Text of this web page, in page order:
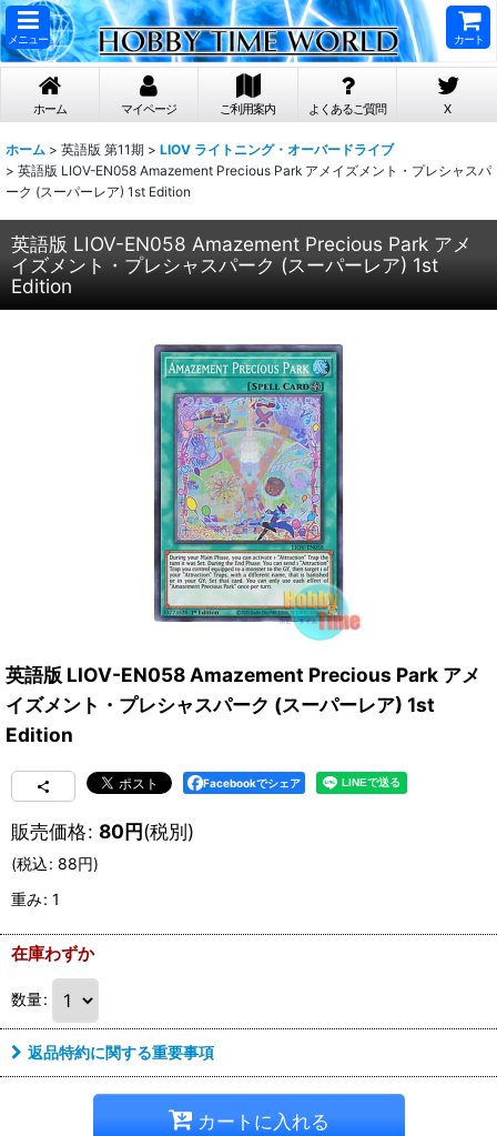
メニュー カート
ホーム マイページ ご利用案内 よくあるご質問 X
ホーム > 英語版 第11期 > LIOV ライトニング・オーバードライブ
> 英語版 LIOV-EN058 Amazement Precious Park アメイズメント・プレシャスパ
ーク (スーパーレア) 1st Edition
英語版 LIOV-EN058 Amazement Precious Park アメ
イズメント・プレシャスパーク (スーパーレア) 1st
Edition
英語版 LIOV-EN058 Amazement Precious Park アメ
イズメント・プレシャスパーク (スーパーレア) 1st
Edition
Facebookでシェア
販売価格: 80円(税別)
(税込: 88円)
重み: 1
在庫わずか
数量:
返品特約に関する重要事項
カートに入れる